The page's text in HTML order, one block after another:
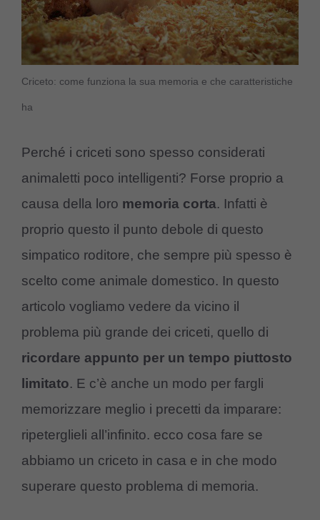
Criceto: come funziona la sua memoria e che caratteristiche
ha
Perché i criceti sono spesso considerati
animaletti poco intelligenti? Forse proprio a
causa della loro memoria corta. Infatti è
proprio questo il punto debole di questo
simpatico roditore, che sempre più spesso è
scelto come animale domestico. In questo
articolo vogliamo vedere da vicino il
problema più grande dei criceti, quello di
ricordare appunto per un tempo piuttosto
limitato. E c’è anche un modo per fargli
memorizzare meglio i precetti da imparare:
ripeterglieli all’infinito. ecco cosa fare se
abbiamo un criceto in casa e in che modo
superare questo problema di memoria.